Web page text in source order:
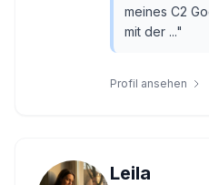
meines C2
mit der ..."
Profil ansehen
Leila